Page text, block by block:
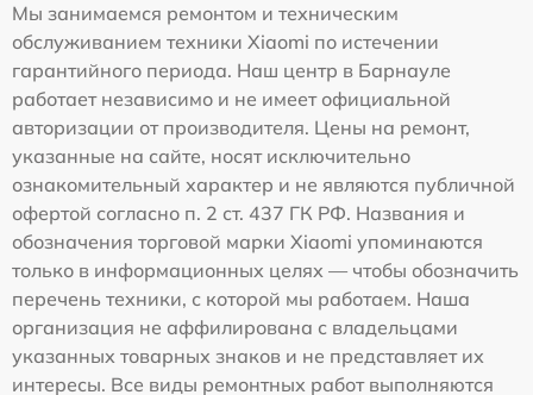
Мы занимаемся ремонтом и техническим
обслуживанием техники Xiaomi по истечении
гарантийного периода. Наш центр в Барнауле
работает независимо и не имеет официальной
авторизации от производителя. Цены на ремонт,
указанные на сайте, носят исключительно
ознакомительный характер и не являются публичной
офертой согласно п. 2 ст. 437 ГК РФ. Названия и
обозначения торговой марки Xiaomi упоминаются
только в информационных целях — чтобы обозначить
перечень техники, с которой мы работаем. Наша
организация не аффилирована с владельцами
указанных товарных знаков и не представляет их
интересы. Все виды ремонтных работ выполняются